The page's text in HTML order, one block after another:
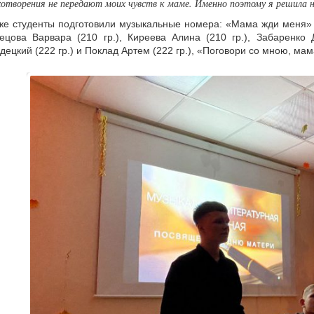
не передают моих чувств к маме. Именно поэтому я решила
студенты подготовили музыкальные номера: «Мама жди
Варвара (210 гр.), Киреева Алина (210 гр.),
(222 гр.) и Поклад Артем (222 гр.), «Поговори со мною,